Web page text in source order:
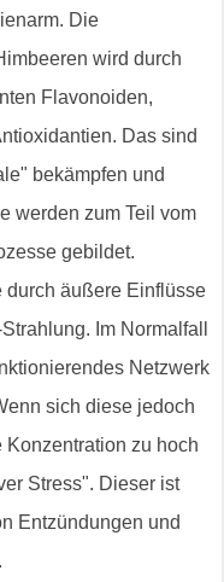
Die
wird durch
Flavonoiden,
Das sind
bekämpfen und
werden zum Teil vom
gebildet.
durch äußere Einflüsse
Im Normalfall
Netzwerk
sich diese jedoch
zu hoch
Stress". Dieser ist
Entzündungen und